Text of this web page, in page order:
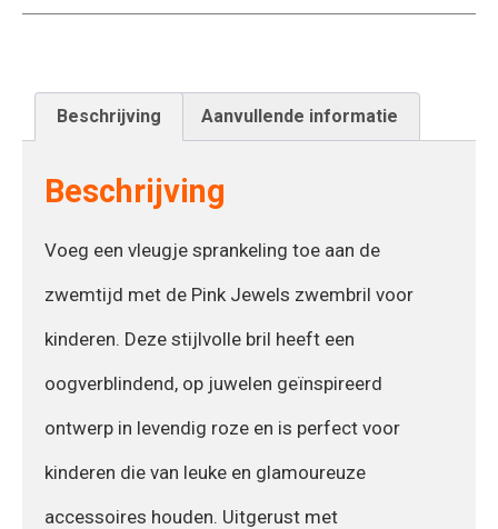
Beschrijving Aanvullende informatie
Beschrijving
Voeg een vleugje sprankeling toe aan de
zwemtijd met de Pink Jewels zwembril voor
kinderen. Deze stijlvolle bril heeft een
oogverblindend, op juwelen geïnspireerd
ontwerp in levendig roze en is perfect voor
kinderen die van leuke en glamoureuze
accessoires houden. Uitgerust met